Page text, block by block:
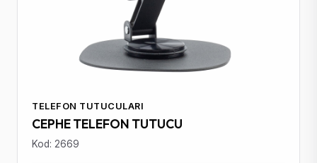
TELEFON TUTUCULARI
CEPHE TELEFON TUTUCU
Kod: 2669